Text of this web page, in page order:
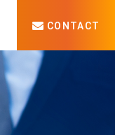
CONTACT